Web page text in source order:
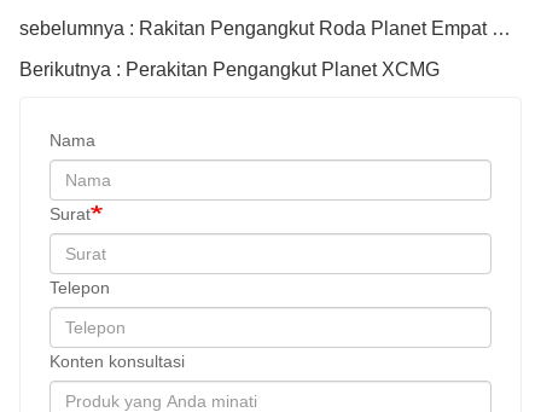
sebelumnya : Rakitan Pengangkut Roda Planet Empat Sumbu
Berikutnya : Perakitan Pengangkut Planet XCMG
Nama
Surat
Telepon
Konten konsultasi